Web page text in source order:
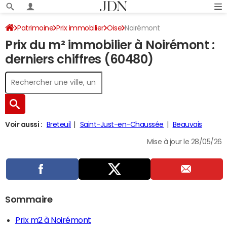
Patrimoine Prix immobilier Oise Noirémont
Prix du m² immobilier à Noirémont :
derniers chiffres (60480)
Voir aussi : Breteuil Saint-Just-en-Chaussée Beauvais
Mise à jour le 28/05/26
Sommaire
Prix m2 à Noirémont